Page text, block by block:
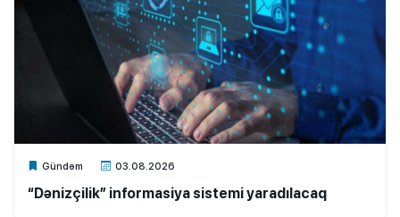
Gündəm 03.08.2026
Xalq.Online
“Dənizçilik” informasiya sistemi yaradılacaq